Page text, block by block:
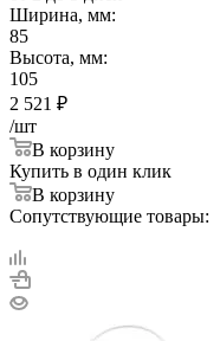
Ширина, мм:
85
Высота, мм:
105
2 521 ₽
/шт
В корзину
Купить в один клик
В корзину
Сопутствующие товары: